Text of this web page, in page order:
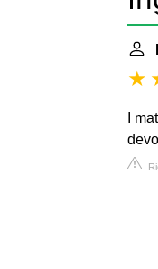
I